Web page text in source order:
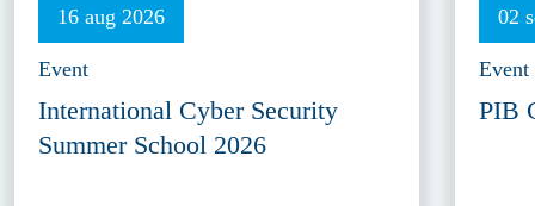
16 aug 2026
Event
International Cyber Security
Summer School 2026
02
Event
PIB